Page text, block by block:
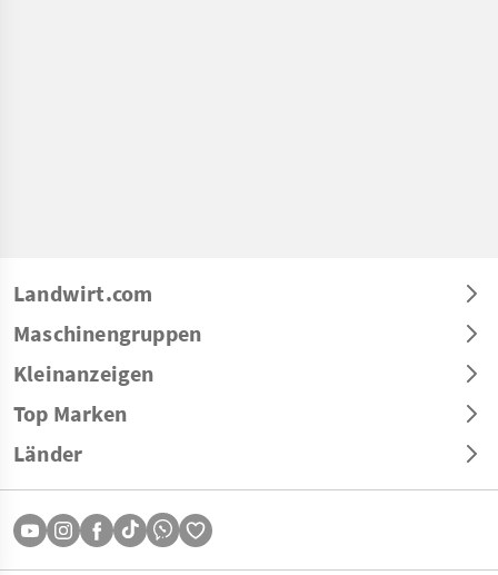
Landwirt.com
Maschinengruppen
Kleinanzeigen
Top Marken
Länder